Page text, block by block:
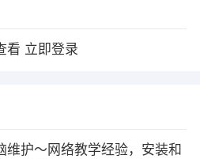
看 立即登录
维护～网络教学经验，安装和